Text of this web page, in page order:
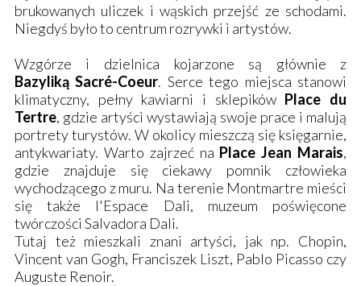
brukowanych uliczek i wąskich przejść ze schodami.
Niegdyś było to centrum rozrywki i artystów.
Wzgórze i dzielnica kojarzone są głównie z
Bazyliką Sacré-Coeur. Serce tego miejsca stanowi
klimatyczny, pełny kawiarni i sklepików Place du
Tertre, gdzie artyści wystawiają swoje prace i malują
portrety turystów. W okolicy mieszczą się księgarnie,
antykwariaty. Warto zajrzeć na Place Jean Marais,
gdzie znajduje się ciekawy pomnik człowieka
wychodzącego z muru. Na terenie Montmartre mieści
się także l'Espace Dali, muzeum poświęcone
twórczości Salvadora Dali.
Tutaj też mieszkali znani artyści, jak np. Chopin,
Vincent van Gogh, Franciszek Liszt, Pablo Picasso czy
Auguste Renoir.